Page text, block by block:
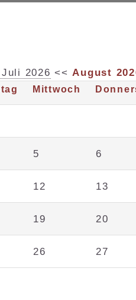
2026 << August
Mittwoch
5 6
12 13
19 20
26 27